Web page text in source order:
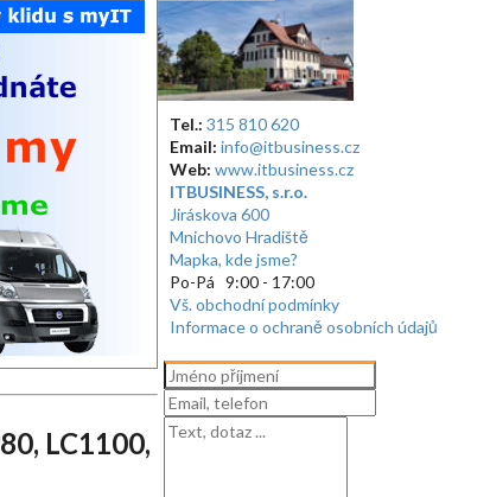
LC1100,
Tel.: 315 810 620
Email: info@itbusiness.cz
Web: www.itbusiness.cz
ITBUSINESS, s.r.o.
Jiráskova 600
Mnichovo Hradiště
Mapka, kde jsme?
Po-Pá 9:00 - 17:00
Vš. obchodní podmínky
Informace o ochraně osobních údajů